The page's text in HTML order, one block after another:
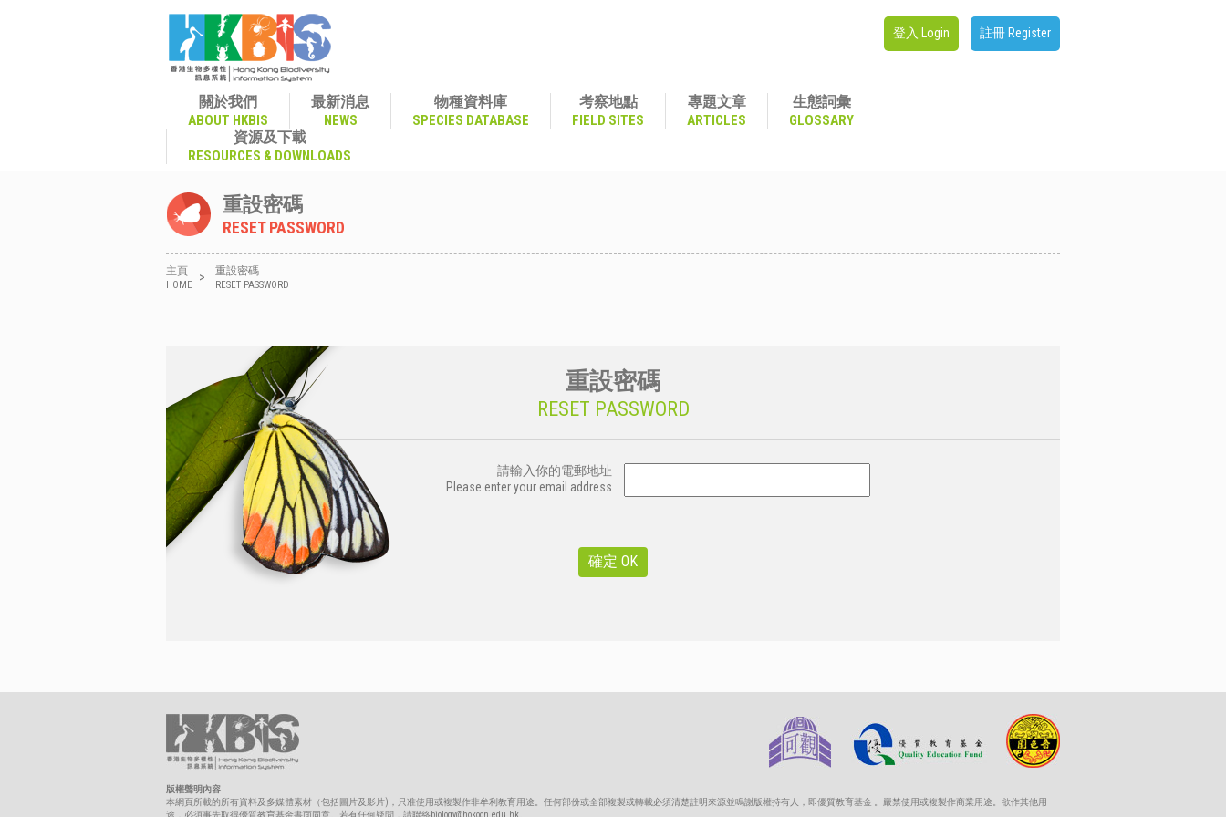
登入 Login 註冊 Register
關於我們
ABOUT HKBIS
最新消息
NEWS
物種資料庫
SPECIES DATABASE
考察地點
FIELD SITES
專題文章
ARTICLES
生態詞彙
GLOSSARY
資源及下載
RESOURCES & DOWNLOADS
重設密碼
RESET PASSWORD
主頁
HOME
> 重設密碼
RESET PASSWORD
重設密碼
RESET PASSWORD
請輸入你的電郵地址
Please enter your email address
版權聲明內容
本網頁所載的所有資料及多媒體素材（包括圖片及影片)，只准使用或複製作非牟利教育用途。任何部份或全部複製或轉載必須清楚註明來源並鳴謝版權持有人，即優質教育基金 。嚴禁使用或複製作商業用途。欲作其他用
途，必須事先取得優質教育基金書面同意。若有任何疑問，請聯絡biology@hokoon.edu.hk。